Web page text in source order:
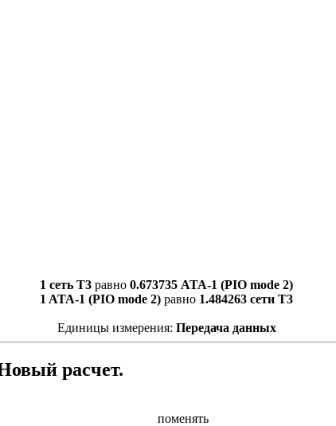
1 сеть T3 равно 0.673735 ATA-1 (PIO mode 2)
1 ATA-1 (PIO mode 2) равно 1.484263 сети T3
Единицы измерения: Передача данных
расчет.
поменять